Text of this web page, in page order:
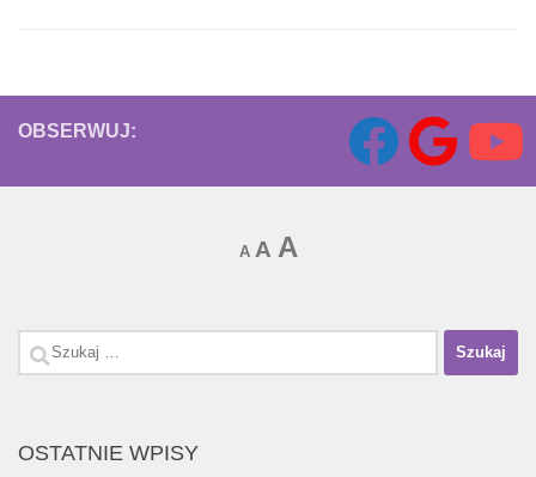
OBSERWUJ:
A Decrease
A Reset
AIncrease
Szukaj:
OSTATNIE WPISY